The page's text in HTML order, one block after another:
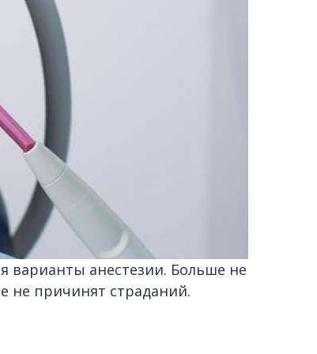
варианты анестезии. Больше не
не причинят страданий.